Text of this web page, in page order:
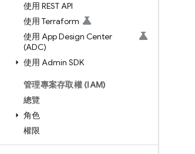
使用 REST API
使用 Terraform
使用 App Design Center
(ADC)
使用 Admin SDK
管理專案存取權 (IAM)
總覽
角色
權限